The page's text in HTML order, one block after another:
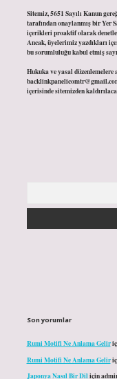
Sitemiz, 5651 Sayılı Kanun
tarafından onaylanmış bir Yer
içerikleri proaktif olarak
Ancak, üyelerimiz yazdıkları
bu sorumluluğu kabul etmiş
Hukuka ve yasal
içerisinde sitemizden
Son yorumlar
Rumi Motifi Ne Anlama Gelir
Rumi Motifi Ne Anlama Gelir
Japonya Nasıl Bir Diliçin